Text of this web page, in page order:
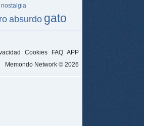
nostalgia
absurdo gato
Cookies FAQ APP
Memondo Network © 2026